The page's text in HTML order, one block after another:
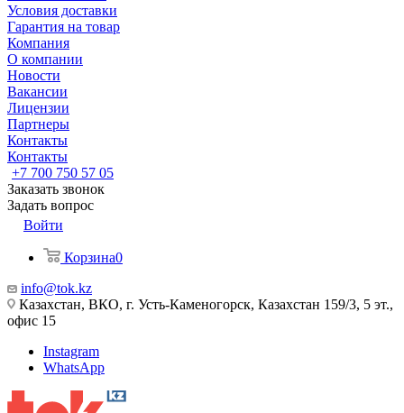
Условия доставки
Гарантия на товар
Компания
О компании
Новости
Вакансии
Лицензии
Партнеры
Контакты
Контакты
+7 700 750 57 05
Заказать звонок
Задать вопрос
Войти
Корзина0
info@tok.kz
Казахстан, ВКО, г. Усть-Каменогорск, Казахстан 159/3, 5 эт.,
офис 15
Instagram
WhatsApp